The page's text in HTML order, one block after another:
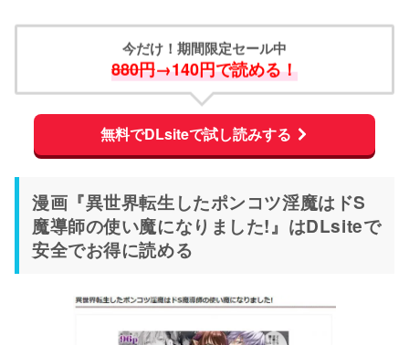
今だけ！期間限定セール中
880円→140円で読める！
無料でDLsiteで試し読みする
漫画『異世界転生したポンコツ淫魔はドS
魔導師の使い魔になりました!』はDLsiteで
安全でお得に読める